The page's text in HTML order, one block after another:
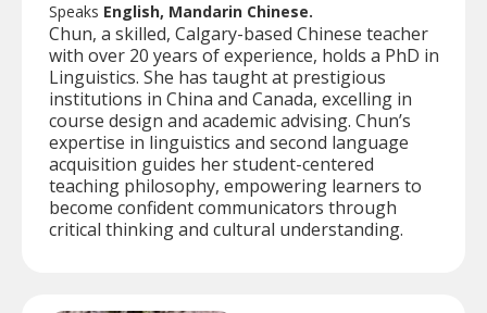
Speaks English, Mandarin Chinese.
Chun, a skilled, Calgary-based Chinese teacher
with over 20 years of experience, holds a PhD in
Linguistics. She has taught at prestigious
institutions in China and Canada, excelling in
course design and academic advising. Chun’s
expertise in linguistics and second language
acquisition guides her student-centered
teaching philosophy, empowering learners to
become confident communicators through
critical thinking and cultural understanding.